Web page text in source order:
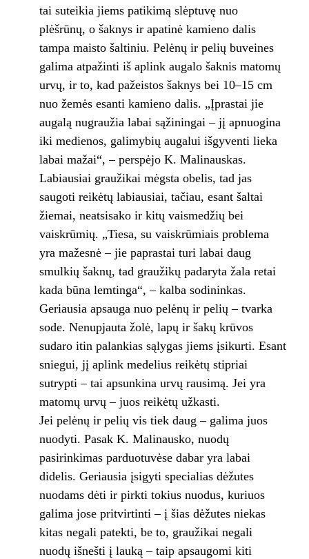
tai suteikia jiems patikimą slėptuvę nuo
plėšrūnų, o šaknys ir apatinė kamieno dalis
tampa maisto šaltiniu. Pelėnų ir pelių buveines
galima atpažinti iš aplink augalo šaknis matomų
urvų, ir to, kad pažeistos šaknys bei 10–15 cm
nuo žemės esanti kamieno dalis. „Įprastai jie
augalą nugraužia labai sąžiningai – jį apnuogina
iki medienos, galimybių augalui išgyventi lieka
labai mažai“, – perspėjo K. Malinauskas.
Labiausiai graužikai mėgsta obelis, tad jas
saugoti reikėtų labiausiai, tačiau, esant šaltai
žiemai, neatsisako ir kitų vaismedžių bei
vaiskrūmių. „Tiesa, su vaiskrūmiais problema
yra mažesnė – jie paprastai turi labai daug
smulkių šaknų, tad graužikų padaryta žala retai
kada būna lemtinga“, – kalba sodininkas.
Geriausia apsauga nuo pelėnų ir pelių – tvarka
sode. Nenupjauta žolė, lapų ir šakų krūvos
sudaro itin palankias sąlygas jiems įsikurti. Esant
sniegui, jį aplink medelius reikėtų stipriai
sutrypti – tai apsunkina urvų rausimą. Jei yra
matomų urvų – juos reikėtų užkasti.
Jei pelėnų ir pelių vis tiek daug – galima juos
nuodyti. Pasak K. Malinausko, nuodų
pasirinkimas parduotuvėse dabar yra labai
didelis. Geriausia įsigyti specialias dėžutes
nuodams dėti ir pirkti tokius nuodus, kuriuos
galima jose pritvirtinti – į šias dėžutes niekas
kitas negali patekti, be to, graužikai negali
nuodų išnešti į lauką – taip apsaugomi kiti